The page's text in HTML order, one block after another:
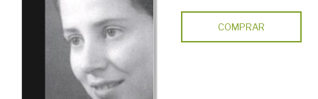
COMPRAR